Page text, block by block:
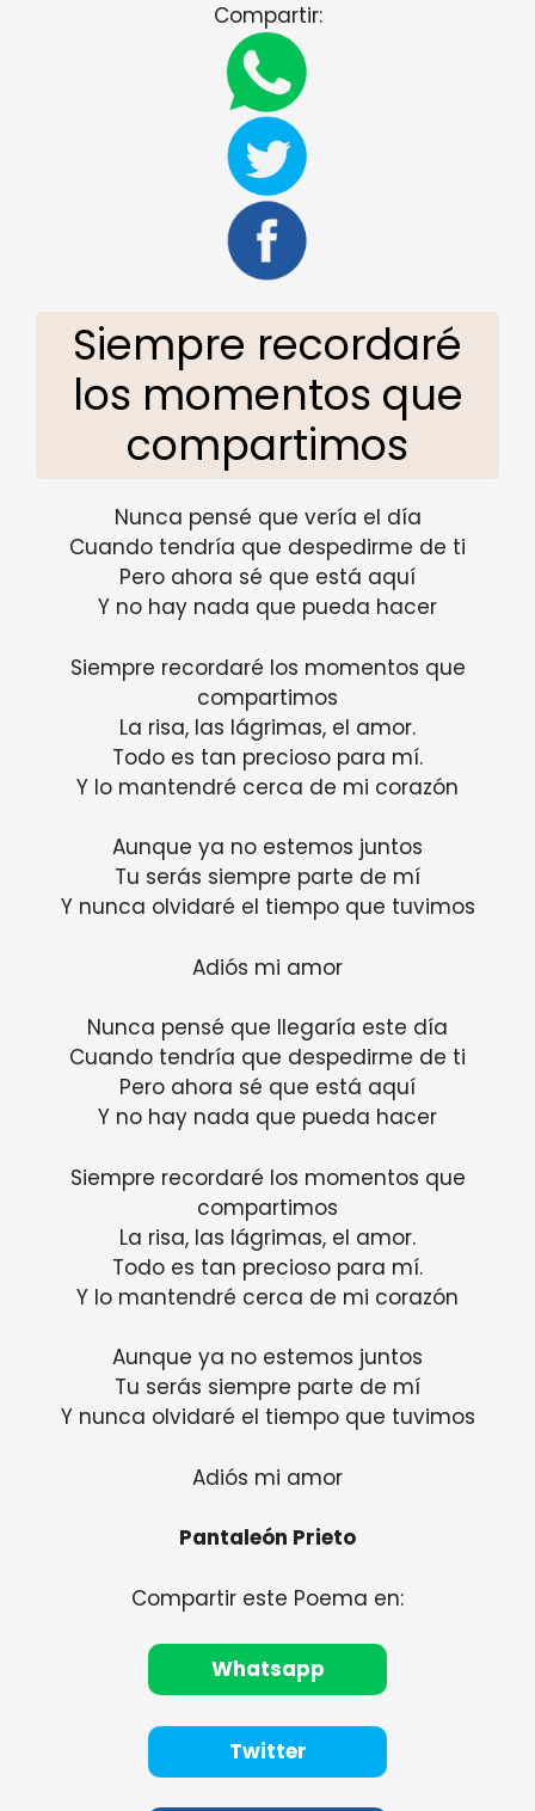
Compartir:
Siempre recordaré
los momentos que
compartimos
Nunca pensé que vería el día
Cuando tendría que despedirme de ti
Pero ahora sé que está aquí
Y no hay nada que pueda hacer
Siempre recordaré los momentos que
compartimos
La risa, las lágrimas, el amor.
Todo es tan precioso para mí.
Y lo mantendré cerca de mi corazón
Aunque ya no estemos juntos
Tu serás siempre parte de mí
Y nunca olvidaré el tiempo que tuvimos
Adiós mi amor
Nunca pensé que llegaría este día
Cuando tendría que despedirme de ti
Pero ahora sé que está aquí
Y no hay nada que pueda hacer
Siempre recordaré los momentos que
compartimos
La risa, las lágrimas, el amor.
Todo es tan precioso para mí.
Y lo mantendré cerca de mi corazón
Aunque ya no estemos juntos
Tu serás siempre parte de mí
Y nunca olvidaré el tiempo que tuvimos
Adiós mi amor
Pantaleón Prieto
Compartir este Poema en:
Whatsapp
Twitter